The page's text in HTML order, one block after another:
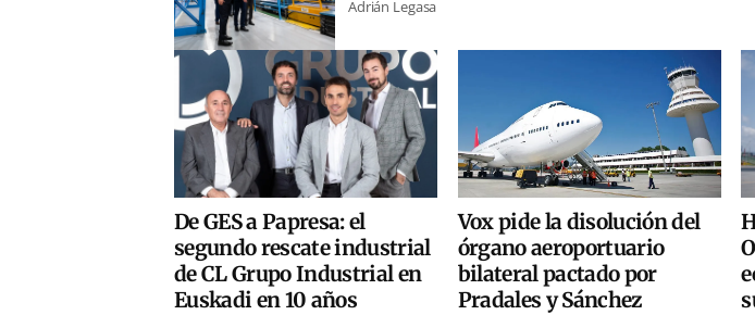
Adrián Legasa
De GES a Papresa: el
segundo rescate industrial
de CL Grupo Industrial en
Euskadi en 10 años
Vox pide la disolución del
órgano aeroportuario
bilateral pactado por
Pradales y Sánchez